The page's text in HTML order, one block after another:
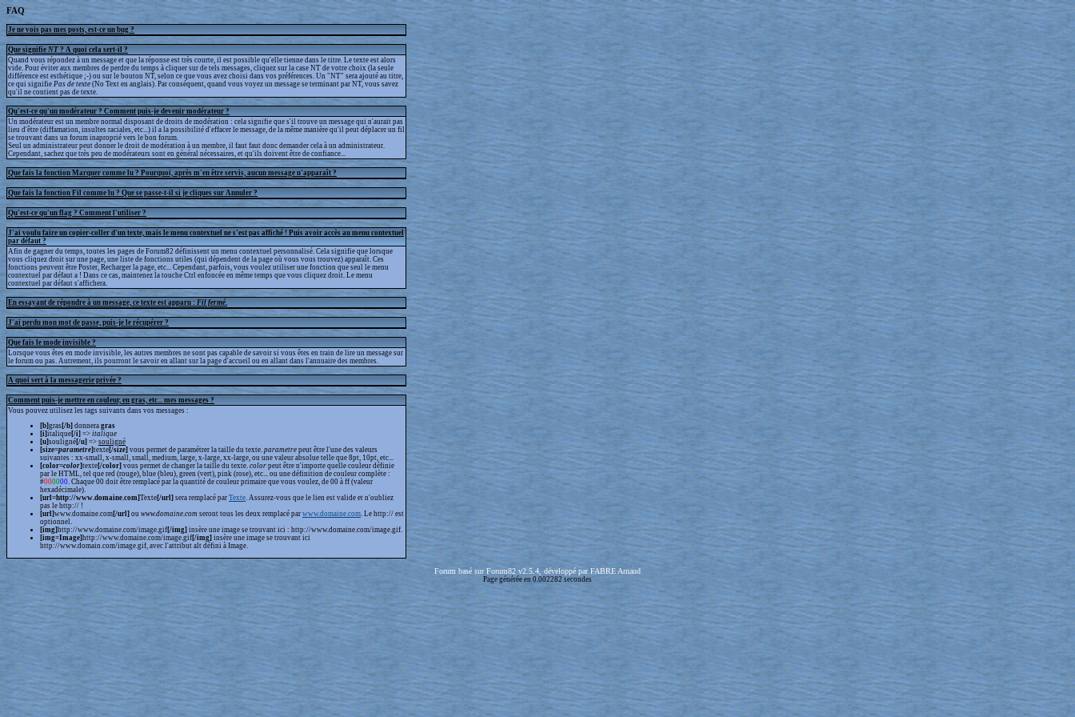
FAQ
Je ne vois pas mes posts, est-ce un bug ?
Que signifie NT ? A quoi cela sert-il ?
Quand vous répondez à un message et que la réponse est très courte, il est possible qu'elle tienne dans le titre. Le texte est alors
vide. Pour éviter aux membres de perdre du temps à cliquer sur de tels messages, cliquez sur la case NT de votre choix (la seule
différence est esthétique ;-) ou sur le bouton NT, selon ce que vous avez choisi dans vos préférences. Un "NT" sera ajouté au titre,
ce qui signifie Pas de texte (No Text en anglais). Par conséquent, quand vous voyez un message se terminant par NT, vous savez
qu'il ne contient pas de texte.
Qu'est-ce qu'un modérateur ? Comment puis-je devenir modérateur ?
Un modérateur est un membre normal disposant de droits de modération : cela signifie que s'il trouve un message qui n'aurait pas
lieu d'être (diffamation, insultes raciales, etc...) il a la possibilité d'effacer le message, de la même manière qu'il peut déplacer un fil
se trouvant dans un forum inaproprié vers le bon forum.
Seul un administrateur peut donner le droit de modération à un membre, il faut faut donc demander cela à un administrateur.
Cependant, sachez que très peu de modérateurs sont en général nécessaires, et qu'ils doivent être de confiance...
Que fais la fonction Marquer comme lu ? Pourquoi, après m'en être servis, aucun message n'apparaît ?
Que fais la fonction Fil comme lu ? Que se passe-t-il si je cliques sur Annuler ?
Qu'est-ce qu'un flag ? Comment l'utiliser ?
J'ai voulu faire un copier-coller d'un texte, mais le menu contextuel ne s'est pas affiché ! Puis avoir accès au menu contextuel
par défaut ?
Afin de gagner du temps, toutes les pages de Forum82 définissent un menu contextuel personnalisé. Cela signifie que lorsque
vous cliquez droit sur une page, une liste de fonctions utiles (qui dépendent de la page où vous vous trouvez) apparaît. Ces
fonctions peuvent être Poster, Recharger la page, etc... Cependant, parfois, vous voulez utiliser une fonction que seul le menu
contextuel par défaut a ! Dans ce cas, maintenez la touche Ctrl enfoncée en même temps que vous cliquez droit. Le menu
contextuel par défaut s'affichera.
En essayant de répondre à un message, ce texte est apparu : Fil fermé
J'ai perdu mon mot de passe, puis-je le récupérer ?
Que fais le mode invisible ?
Lorsque vous êtes en mode invisible, les autres membres ne sont pas capable de savoir si vous êtes en train de lire un message sur
le forum ou pas. Autrement, ils pourront le savoir en allant sur la page d'accueil ou en allant dans l'annuaire des membres.
A quoi sert à la messagerie privée ?
Comment puis-je mettre en couleur, en gras, etc... mes messages ?
Vous pouvez utilisez les tags suivants dans vos messages :
[b]gras[/b] donnera gras
[i]italique[/i] => italique
[u]souligné[/u] => souligné
[size=parametre]texte[/size] vous permet de paramétrer la taille du texte. parametre peut être l'une des valeurs
suivantes : xx-small, x-small, small, medium, large, x-large, xx-large, ou une valeur absolue telle que 8pt, 10pt, etc...
[color=color]texte[/color] vous permet de changer la taille du texte. color peut être n'importe quelle couleur définie
par le HTML, tel que red (rouge), blue (bleu), green (vert), pink (rose), etc... ou une définition de couleur complète :
#000000 . Chaque 00 doit être remplacé par la quantité de couleur primaire que vous voulez, de 00 à ff (valeur
hexadécimale).
[url=http://www.domaine.com]Texte[/url] sera remplacé par Texte . Assurez-vous que le lien est valide et n'oubliez
pas le http:// !
[url]www.domaine.com[/url] ou www.domaine.com seront tous les deux remplacé par www.domaine.com . Le http:// est
optionnel.
[img]http://www.domaine.com/image.gif[/img] insère une image se trouvant ici : http://www.domaine.com/image.gif.
[img=Image]http://www.domaine.com/image.gif[/img] insère une image se trouvant ici
http://www.domain.com/image.gif, avec l'attribut alt défini à Image.
Forum basé sur Forum82 v2.5.4, développé par FABRE Arnaud
Page générée en 0.002282 secondes